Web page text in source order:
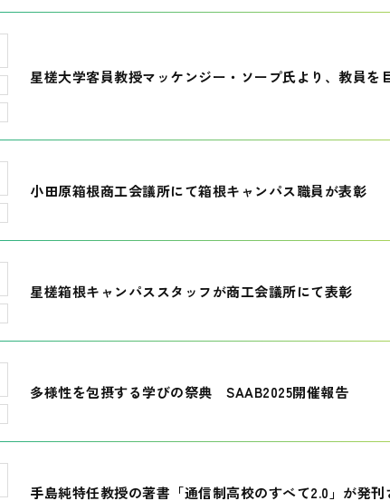
星槎大学客員教授マッケンジー・ソープ氏より、教員
小田原箱根商工会議所にて箱根キャンパス職員が表彰
星槎箱根キャンパススタッフが商工会議所にて表彰
多様性を包摂する学びの祭典 SAAB2025開催報告
手島純特任教授の著書「通信制高校のすべて2.0」が発刊